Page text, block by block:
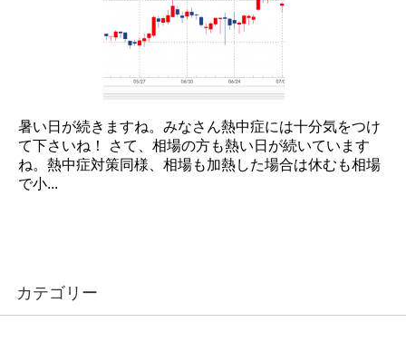
暑い日が続きますね。みなさん熱中症には十分気をつけ
て下さいね！ さて、相場の方も熱い日が続いています
ね。熱中症対策同様、相場も加熱した場合は休むも相場
で小...
カテゴリー